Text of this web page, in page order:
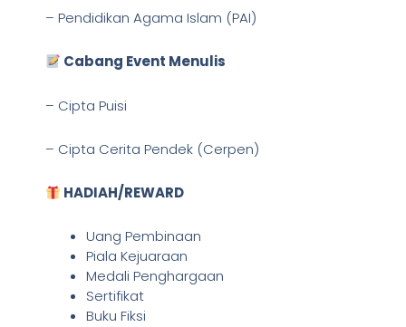
– Pendidikan Agama Islam (PAI)
Cabang Event Menulis
– Cipta Puisi
– Cipta Cerita Pendek (Cerpen)
HADIAH/REWARD
Uang Pembinaan
Piala Kejuaraan
Medali Penghargaan
Sertifikat
Buku Fiksi